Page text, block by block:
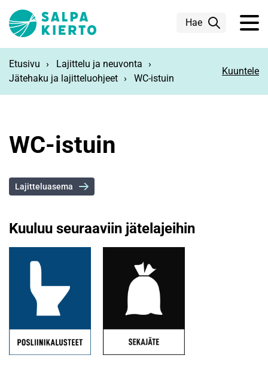
Hae
Etusivu
Lajittelu ja neuvonta
Jätehaku ja lajitteluohjeet
WC-istuin
Kuuntele
WC-istuin
Lajitteluasema
Kuuluu seuraaviin jätelajeihin